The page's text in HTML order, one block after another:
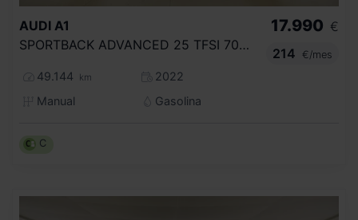
AUDI A1
SPORTBACK ADVANCED 25 TFSI 70KW (95CV)
49.144 km
2022
Manual
Gasolina
17.990 €
214
€/mes
C